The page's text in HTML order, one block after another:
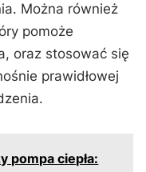
Można również
pomoże
oraz stosować się
prawidłowej
pompa ciepła: